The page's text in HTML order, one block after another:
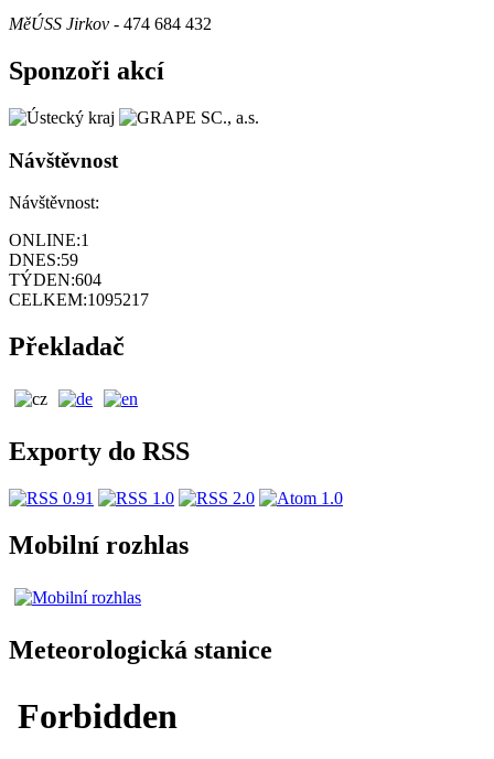
MěÚSS Jirkov - 474 684 432
Sponzoři akcí
Návštěvnost
Návštěvnost:
ONLINE:1
DNES:59
TÝDEN:604
CELKEM:1095217
Překladač
Exporty do RSS
Mobilní rozhlas
Meteorologická stanice